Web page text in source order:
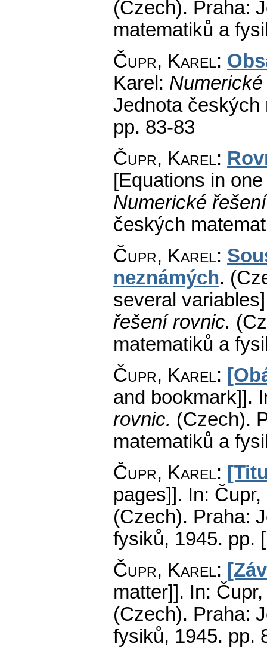
(Czech). Praha:
matematiků a
Čupr, Karel:
Karel:
Jednota českých
pp. 83-83
Čupr, Karel:
[Equations in
Numerické
českých
Čupr, Karel:
neznámých.
several
řešení rovnic.
matematiků a
Čupr, Karel:
and bookmark]].
rovnic. (Czech).
matematiků a
Čupr, Karel:
pages]]. In:
(Czech). Praha:
fysiků, 1945. pp.
Čupr, Karel:
matter]]. In:
(Czech). Praha:
fysiků, 1945. pp.